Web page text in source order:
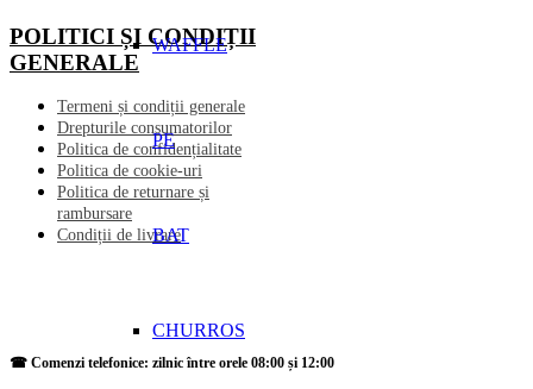
WAFFLE
PE
BAT
CHURROS
POLITICI ȘI CONDIȚII
GENERALE
Termeni și condiții generale
Drepturile consumatorilor
Politica de confidențialitate
Politica de cookie-uri
Politica de returnare și
rambursare
Condiții de livrare
☎ Comenzi telefonice: zilnic între orele 08:00 și 12:00